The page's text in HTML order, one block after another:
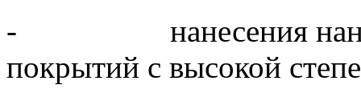
- нанесения
покрытий с высокой